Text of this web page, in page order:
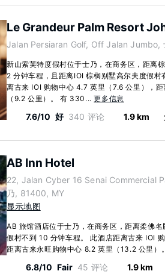
Le Grandeur Palm Resort
Jalan Persiaran Golf, Off Jalan Jumbo,
新山索芙特度假村位于士乃，在商务区，距离
2 分钟车程，且距离IOI 棕榈别墅高尔夫度假
离古来 IOI 购物中心 4.7 英里（7.6 公里），
（9.2 公里）。 有 330...更多信息
7.6/10 好 340 评论 1.9 km
AB Inn Hotel
22, Jalan Cyber 16 Senai Commercial
乃, 81400, MY
显示地图
AB 旅馆酒店位于士乃，在商务区，距离柔佛
假村不到 10 分钟车程。 此酒店距离古来 IOI
距离古来永旺购物中心 8.2 英里（13.2 公里）
6.8/10 Fair 45 评论 1.9 km